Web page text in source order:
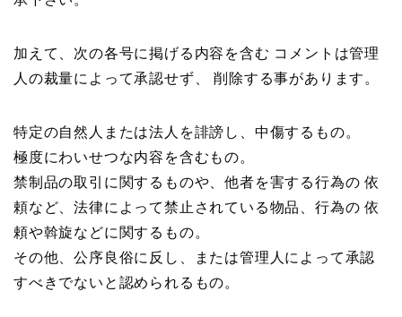
加えて、次の各号に掲げる内容を含む コメントは管理
人の裁量によって承認せず、 削除する事があります。
特定の自然人または法人を誹謗し、中傷するもの。
極度にわいせつな内容を含むもの。
禁制品の取引に関するものや、他者を害する行為の 依
頼など、法律によって禁止されている物品、行為の 依
頼や斡旋などに関するもの。
その他、公序良俗に反し、または管理人によって承認
すべきでないと認められるもの。